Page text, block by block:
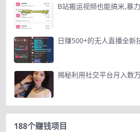
B站搬运视频也能搞米,暴
日赚500+的无人直播全新
揭秘利用社交平台月入数
188个赚钱项目